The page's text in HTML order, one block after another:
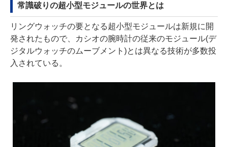
常識破りの超小型モジュールの世界とは
リングウォッチの要となる超小型モジュールは新規に開
発されたもので、カシオの腕時計の従来のモジュール(デ
ジタルウォッチのムーブメント)とは異なる技術が多数投
入されている。